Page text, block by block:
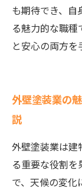
も期待でき、自
る魅力的な職種
と安心の両方を
外壁塗装業の
説
外壁塗装業は建
る重要な役割
で、天候の変化